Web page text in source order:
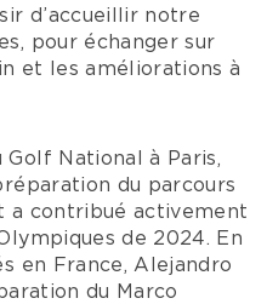
d’accueillir notre
pour échanger sur
et les améliorations à
National à Paris,
du parcours
a contribué activement
de 2024. En
en France, Alejandro
du Marco